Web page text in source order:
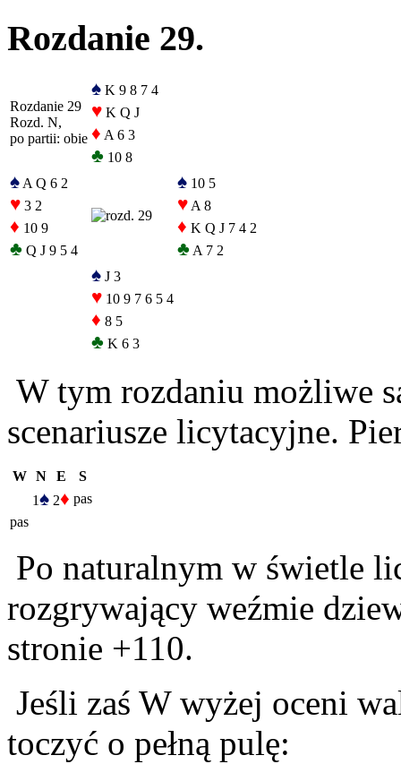
Rozdanie 29.
Rozdanie 29
Rozd. N,
po partii: obie
♠ K 9 8 7 4
♥ K Q J
♦ A 6 3
♣ 10 8
♠ A Q 6 2
♥ 3 2
♦ 10 9
♣ Q J 9 5 4
♠ 10 5
♥ A 8
♦ K Q J 7 4 2
♣ A 7 2
♠ J 3
♥ 10 9 7 6 5 4
♦ 8 5
♣ K 6 3
W tym rozdaniu możliwe
scenariusze licytacyjne.
W N E
S
1♠ 2♦ pas
pas
Po naturalnym w świetle
rozgrywający weźmie
stronie +110.
Jeśli zaś W wyżej oceni
toczyć o pełną pulę: